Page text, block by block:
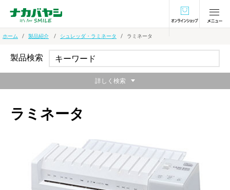
オンラインショ
ホーム 製品紹介 シュレッダ・ラミネータ ラミネータ
ラミネータ
製品検索
詳しく検索